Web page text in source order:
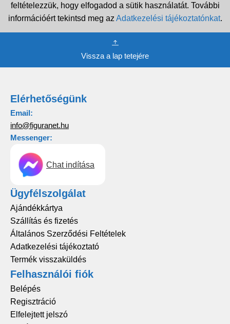
feltételezzük, hogy elfogadod a sütik használatát. További
információért tekintsd meg az Adatkezelési tájékoztatónkat.
Vissza a lap tetejére
Elérhetőségünk
Email:
info@figuranet.hu
Messenger:
Chat indítása
Ügyfélszolgálat
Ajándékkártya
Szállítás és fizetés
Általános Szerződési Feltételek
Adatkezelési tájékoztató
Termék visszaküldés
Felhasználói fiók
Belépés
Regisztráció
Elfelejtett jelszó